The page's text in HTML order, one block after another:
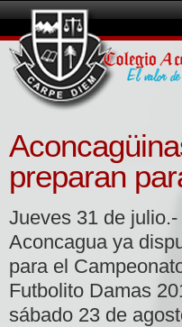
preparan
Jueves 31 de
Aconcagua ya
para el
Futbolito Damas
sábado 23 de